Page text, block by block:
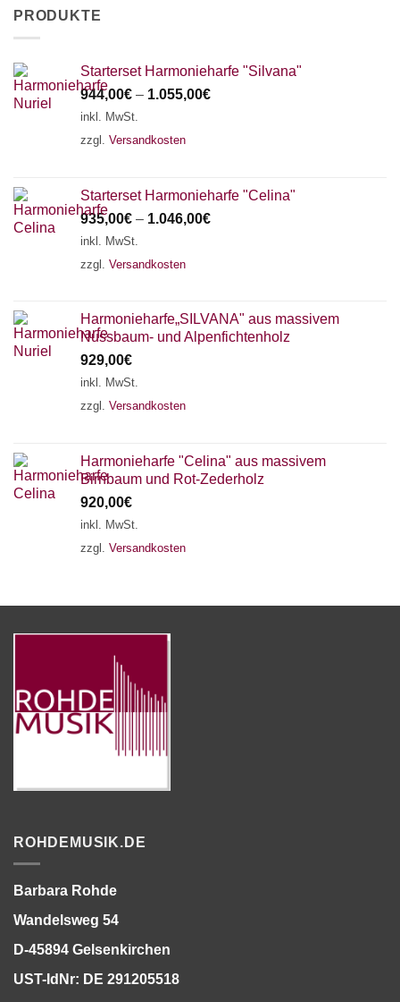
PRODUKTE
Starterset Harmonieharfe "Silvana"
944,00€ – 1.055,00€
inkl. MwSt.
zzgl. Versandkosten
Starterset Harmonieharfe "Celina"
935,00€ – 1.046,00€
inkl. MwSt.
zzgl. Versandkosten
Harmonieharfe„SILVANA" aus massivem
Nussbaum- und Alpenfichtenholz
929,00€
inkl. MwSt.
zzgl. Versandkosten
Harmonieharfe "Celina" aus massivem
Birnbaum und Rot-Zederholz
920,00€
inkl. MwSt.
zzgl. Versandkosten
ROHDEMUSIK.DE
Barbara Rohde
Wandelsweg 54
D-45894 Gelsenkirchen
UST-IdNr: DE 291205518